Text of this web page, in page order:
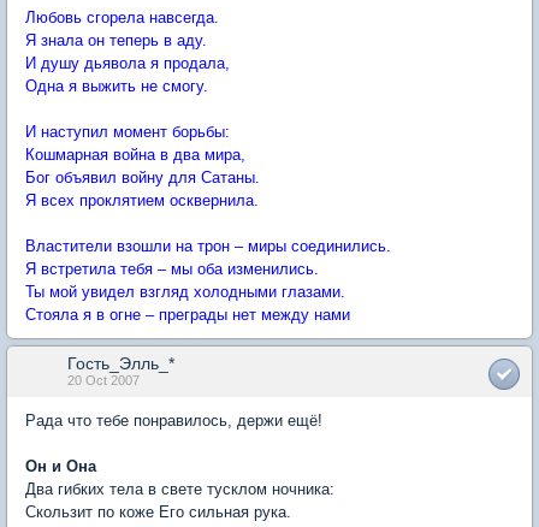
Любовь сгорела навсегда.
Я знала он теперь в аду.
И душу дьявола я продала,
Одна я выжить не смогу.
И наступил момент борьбы:
Кошмарная война в два мира,
Бог объявил войну для Сатаны.
Я всех проклятием осквернила.
Властители взошли на трон – миры соединились.
Я встретила тебя – мы оба изменились.
Ты мой увидел взгляд холодными глазами.
Стояла я в огне – преграды нет между нами
Гость_Элль_*
20 Oct 2007
Рада что тебе понравилось, держи ещё!
Он и Она
Два гибких тела в свете тусклом ночника:
Скользит по коже Его сильная рука.